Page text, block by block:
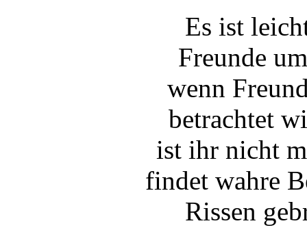
Es ist
Freunde
wenn
betrachtet
ist ihr nicht
findet wahre
Rissen